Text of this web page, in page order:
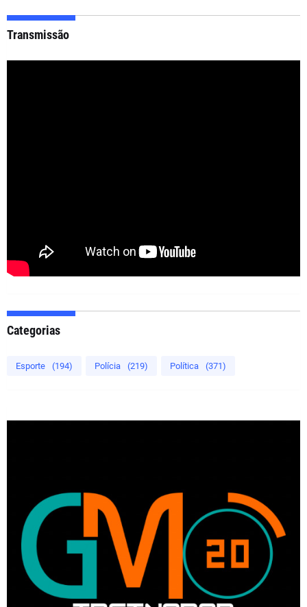
Transmissão
Categorias
Esporte (194) Polícia (219) Política (371)